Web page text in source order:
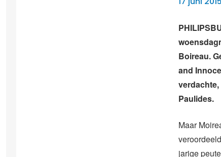
Boireau.
and
Paulides.
Maar
jarige